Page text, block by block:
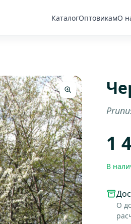
КаталогОптовикамО
1
В
О